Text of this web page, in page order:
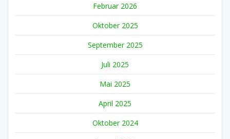
Februar 2026
Oktober 2025
September 2025
Juli 2025
Mai 2025
April 2025
Oktober 2024